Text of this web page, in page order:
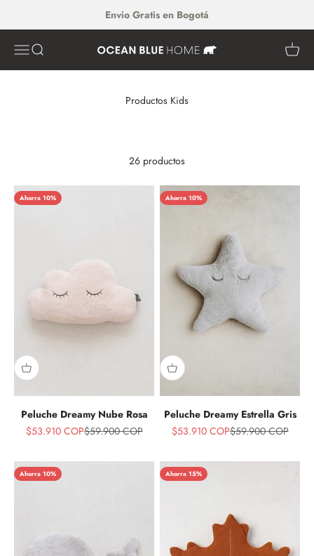
Envio Gratis en Bogotá
Abrir menú de navegación
Abrir búsqueda Ocean Blue Home Abrir
26 productos
Ahorra 10%
Peluche Dreamy Nube Rosa
Precio de oferta
$53.910 COPPrecio normal
$59.900 COP
Ahorra 10%
Peluche Dreamy Estrella Gris
Precio de oferta
$53.910 COPPrecio normal
$59.900 COP
Ahorra 10% Ahorra 15%